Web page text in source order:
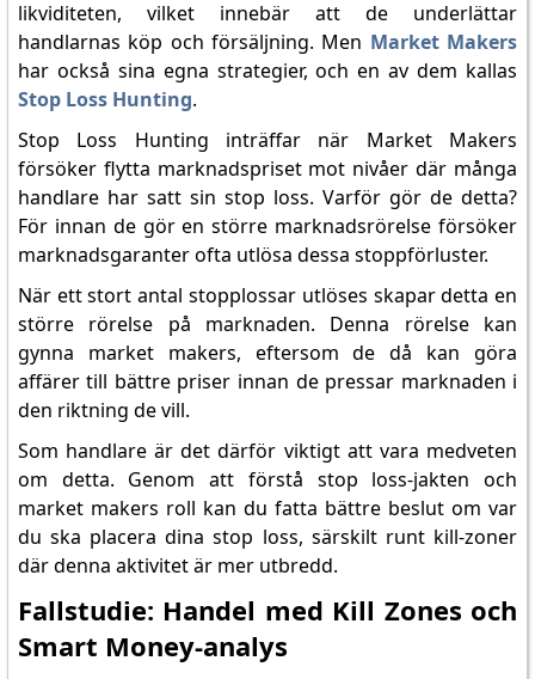
likviditeten, vilket innebär att de underlättar
handlarnas köp och försäljning. Men Market Makers
har också sina egna strategier, och en av dem kallas
Stop Loss Hunting.
Stop Loss Hunting inträffar när Market Makers
försöker flytta marknadspriset mot nivåer där många
handlare har satt sin stop loss. Varför gör de detta?
För innan de gör en större marknadsrörelse försöker
marknadsgaranter ofta utlösa dessa stoppförluster.
När ett stort antal stopplossar utlöses skapar detta en
större rörelse på marknaden. Denna rörelse kan
gynna market makers, eftersom de då kan göra
affärer till bättre priser innan de pressar marknaden i
den riktning de vill.
Som handlare är det därför viktigt att vara medveten
om detta. Genom att förstå stop loss-jakten och
market makers roll kan du fatta bättre beslut om var
du ska placera dina stop loss, särskilt runt kill-zoner
där denna aktivitet är mer utbredd.
Fallstudie: Handel med Kill Zones och
Smart Money-analys